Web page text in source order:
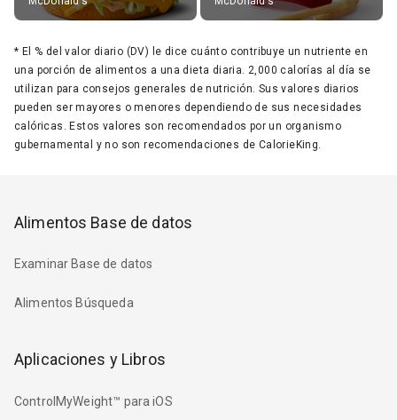
* El % del valor diario (DV) le dice cuánto contribuye un nutriente en
una porción de alimentos a una dieta diaria. 2,000 calorías al día se
utilizan para consejos generales de nutrición. Sus valores diarios
pueden ser mayores o menores dependiendo de sus necesidades
calóricas. Estos valores son recomendados por un organismo
gubernamental y no son recomendaciones de CalorieKing.
Alimentos Base de datos
Examinar Base de datos
Alimentos Búsqueda
Aplicaciones y Libros
ControlMyWeight™ para iOS